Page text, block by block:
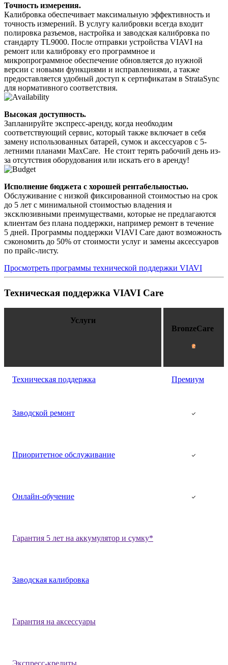
Точность измерения.
Калибровка обеспечивает максимальную эффективность и
точность измерений. В услугу калибровки всегда входит
полировка разъемов, настройка и заводская калибровка по
стандарту TL9000. После отправки устройства VIAVI на
ремонт или калибровку его программное и
микропрограммное обеспечение обновляется до нужной
версии с новыми функциями и исправлениями, а также
предоставляется удобный доступ к сертификатам в StrataSync
для нормативного соответствия.
Высокая доступность.
Запланируйте экспресс-аренду, когда необходим
соответствующий сервис, который также включает в себя
замену использованных батарей, сумок и аксессуаров с 5-
летними планами MaxCare. Не стоит терять рабочий день из-
за отсутствия оборудования или искать его в аренду!
Исполнение бюджета с хорошей рентабельностью.
Обслуживание с низкой фиксированной стоимостью на срок
до 5 лет с минимальной стоимостью владения и
эксклюзивными преимуществами, которые не предлагаются
клиентам без плана поддержки, например ремонт в течение
5 дней. Программы поддержки VIAVI Care дают возможность
сэкономить до 50% от стоимости услуг и замены аксессуаров
по прайс-листу.
Просмотреть программы технической поддержки VIAVI
Техническая поддержка VIAVI Care
Услуги
BronzeCare
Техническая поддержка Премиум
Заводской ремонт
Приоритетное обслуживание
Онлайн-обучение
Гарантия 5 лет на аккумулятор и сумку*
Заводская калибровка
Гарантия на аксессуары